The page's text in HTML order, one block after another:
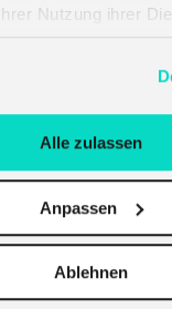
Nutzung ihrer
Alle zulassen
Anpassen
Ablehnen
Technologie ist
nicht länger
Komponente
von